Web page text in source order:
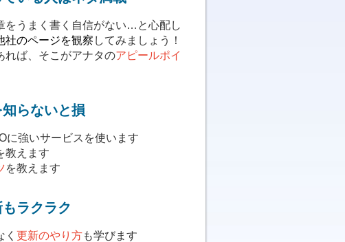
をうまく書く自信がない…と心配し
社のページを観察 してみましょう！
れば、そこがアナタのアピールポイ
らないと損
に強いサービスを使います
教えます
を教えます
ラクラク
く 更新のやり方も学びます